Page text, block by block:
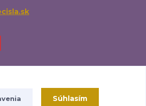
Upravit sběr cookies.
Súhlasím